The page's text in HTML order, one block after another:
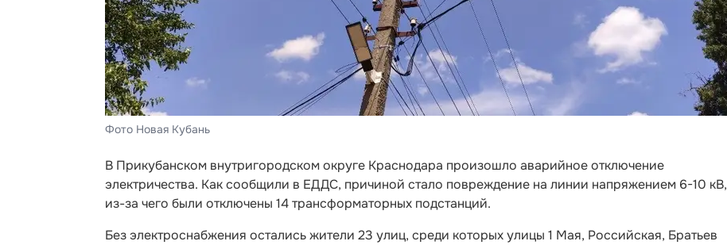
Фото Новая Кубань
В Прикубанском внутригородском округе Краснодара произошло аварийное отключение
электричества. Как сообщили в ЕДДС, причиной стало повреждение на линии напряжением 6-10 кВ,
из-за чего были отключены 14 трансформаторных подстанций.
Без электроснабжения остались жители 23 улиц, среди которых улицы 1 Мая, Российская, Братьев